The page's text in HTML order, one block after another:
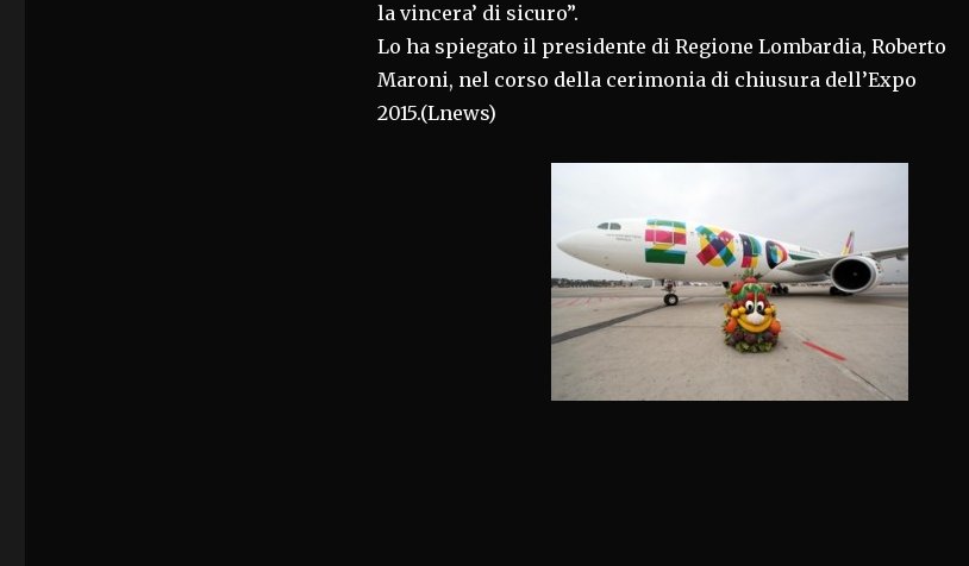
la vincera’ di sicuro”.
Lo ha spiegato il presidente di Regione Lombardia, Roberto
Maroni, nel corso della cerimonia di chiusura dell’Expo
2015.(Lnews)